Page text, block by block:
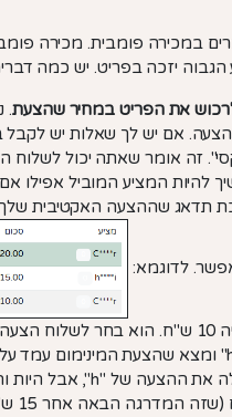
במכירה פומבית. מכירה
יזכה בפריט. יש כמה
את הפריט במחיר שהצעת.
אם יש לך שאלות יש לקבל
זה אומר שאתה יכול לשלוח
המציע המוביל אפילו
תדאג שההצעה האקטיבית
לדוגמא: